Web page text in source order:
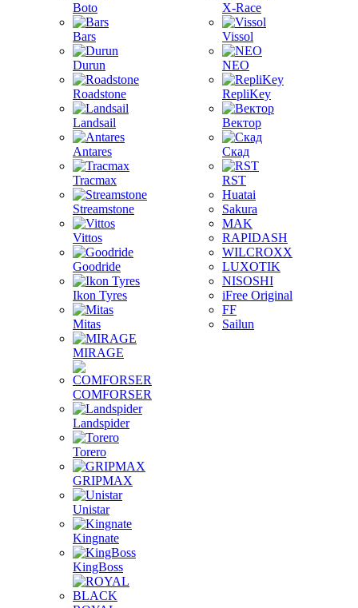
Boto
Bars
Durun
Roadstone
Landsail
Antares
Tracmax
Streamstone
Vittos
Goodride
Ikon Tyres
Mitas
MIRAGE
COMFORSER
Landspider
Torero
GRIPMAX
Unistar
Kingnate
KingBoss
X-Race
Vissol
NEO
RepliKey
Вектор
Скад
RST
Huatai
Sakura
MAK
RAPIDASH
WILCROXX
LUXOTIK
NISOSHI
iFree Original
FF
Sailun